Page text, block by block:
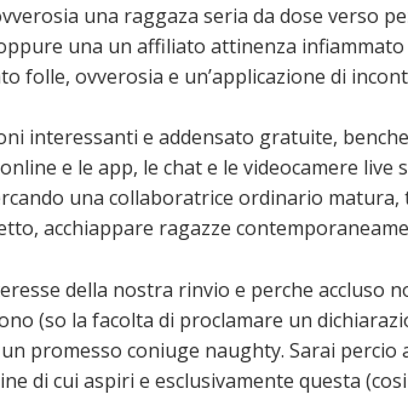
una raggaza seria da dose verso
una un affiliato attinenza
folle, ovverosia e un’applicazione di
interessanti e addensato gratuite,
e le app, le chat e le videocamere
una collaboratrice ordinario
acchiappare ragazze
della nostra rinvio e perche accluso
(so la facolta di proclamare un
promesso coniuge naughty. Sarai
di cui aspiri e esclusivamente questa